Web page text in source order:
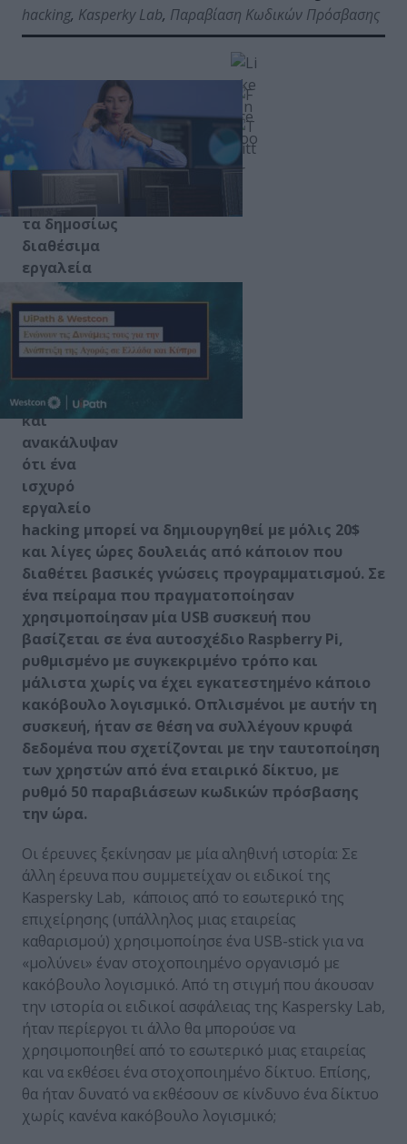
hacking, Kasperky Lab, Παραβίαση Κωδικών Πρόσβασης
της Kaspersky
Lab εξέτασαν
τα δημοσίως
διαθέσιμα
εργαλεία
hardware
λογισμικού
για κρυφή
υποκλοπή
κωδικών
πρόσβασης
και
ανακάλυψαν
ότι ένα
ισχυρό
εργαλείο
hacking μπορεί να δημιουργηθεί με μόλις 20$
και λίγες ώρες δουλειάς από κάποιον που
διαθέτει βασικές γνώσεις προγραμματισμού. Σε
ένα πείραμα που πραγματοποίησαν
χρησιμοποίησαν μία USB συσκευή που
βασίζεται σε ένα αυτοσχέδιο Raspberry Pi,
ρυθμισμένο με συγκεκριμένο τρόπο και
μάλιστα χωρίς να έχει εγκατεστημένο κάποιο
κακόβουλο λογισμικό. Οπλισμένοι με αυτήν τη
συσκευή, ήταν σε θέση να συλλέγουν κρυφά
δεδομένα που σχετίζονται με την ταυτοποίηση
των χρηστών από ένα εταιρικό δίκτυο, με
ρυθμό 50 παραβιάσεων κωδικών πρόσβασης
την ώρα.
Οι έρευνες ξεκίνησαν με μία αληθινή ιστορία: Σε
άλλη έρευνα που συμμετείχαν οι ειδικοί της
Kaspersky Lab, κάποιος από το εσωτερικό της
επιχείρησης (υπάλληλος μιας εταιρείας
καθαρισμού) χρησιμοποίησε ένα USB-stick για να
«μολύνει» έναν στοχοποιημένο οργανισμό με
κακόβουλο λογισμικό. Από τη στιγμή που άκουσαν
την ιστορία οι ειδικοί ασφάλειας της Kaspersky Lab,
ήταν περίεργοι τι άλλο θα μπορούσε να
χρησιμοποιηθεί από το εσωτερικό μιας εταιρείας
και να εκθέσει ένα στοχοποιημένο δίκτυο. Επίσης,
θα ήταν δυνατό να εκθέσουν σε κίνδυνο ένα δίκτυο
χωρίς κανένα κακόβουλο λογισμικό;